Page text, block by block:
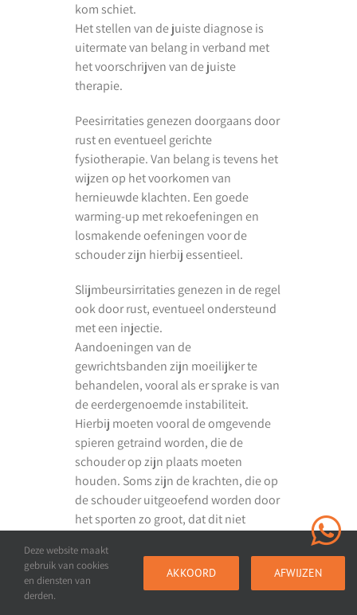
kom schiet.
Het stellen van de juiste diagnose is
uitermate van belang in verband met
het voorschrijven van de juiste
therapie.
Peesirritaties genezen doorgaans door
rust en eventueel gerichte
fysiotherapie. Van belang is tevens het
wijzen op het voorkomen van
hernieuwde klachten. Een goede
warming-up met rekoefeningen en
losmakende oefeningen voor de
schouder zijn hierbij essentieel.
Slijmbeursirritaties genezen in de regel
ook door rust, eventueel ondersteund
met een injectie.
Aandoeningen van de
gewrichtsbanden zijn moeilijker te
behandelen, vooral als er sprake is van
de eerdergenoemde instabiliteit.
Hierbij moeten vooral de omgevende
spieren getraind worden, die de
schouder op zijn plaats moeten
houden. Soms zijn de krachten, die op
de schouder uitgeoefend worden door
het sporten zo groot, dat dit niet
Hierbij kan overwogen worden om de
hulp van een orthopedisch chirurg in
Deze website maakt
gebruik van cookies
en diensten van
derden.
AKKOORD AFWIJZEN